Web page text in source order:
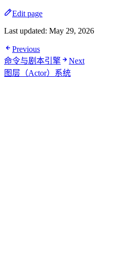
Edit page
Last updated: May 29, 2026
Previous
命令与剧本引擎
Next
图层（Actor）系统